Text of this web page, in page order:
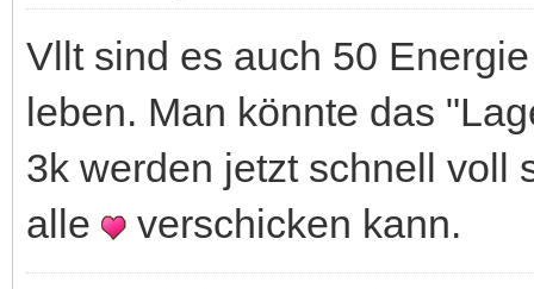
Vllt sind es auch 50
leben. Man könnte das
3k werden jetzt schnell voll
alle
verschicken kann.